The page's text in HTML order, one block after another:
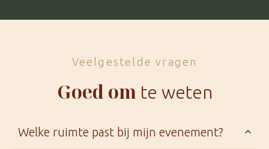
Veelgestelde vragen
Goed om te weten
Welke ruimte past bij mijn evenement?